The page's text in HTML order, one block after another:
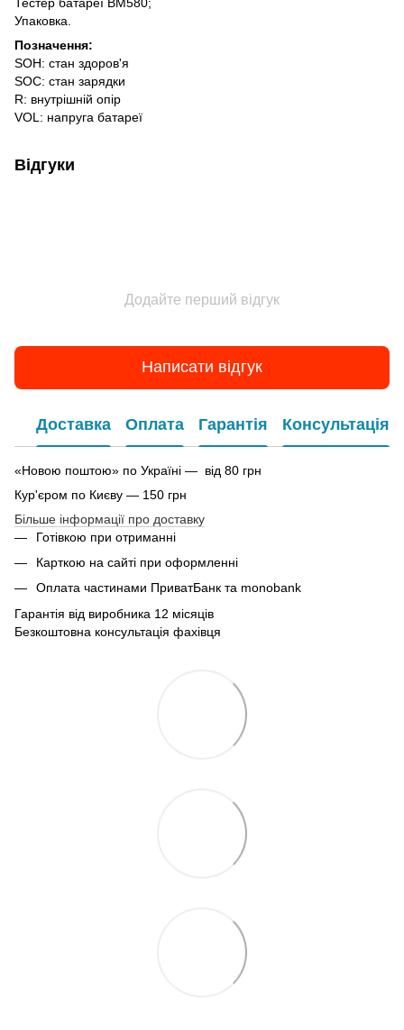
Упаковка.
Позначення:
SOH: стан здоров'я
SOC: стан зарядки
R: внутрішній опір
VOL: напруга батареї
Відгуки
Додайте перший відгук
Написати відгук
Доставка Оплата Гарантія Консультація
«Новою поштою» по Україні — від 80 грн
Кур'єром по Києву — 150 грн
Більше інформації про доставку
Готівкою при отриманні
Карткою на сайті при оформленні
Оплата частинами ПриватБанк та monobank
Гарантія від виробника 12 місяців
Безкоштовна консультація фахівця